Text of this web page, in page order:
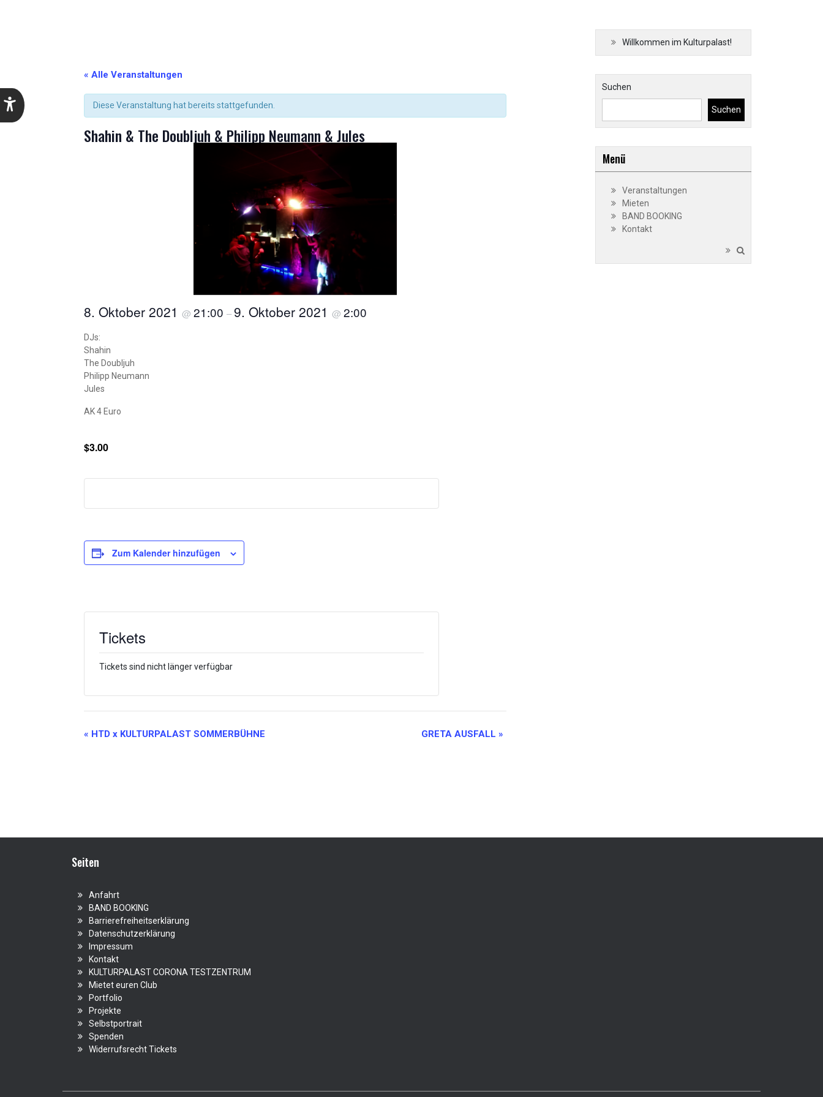
« Alle Veranstaltungen
Diese Veranstaltung hat bereits stattgefunden.
Shahin & The Doubljuh & Philipp Neumann & Jules
8. Oktober 2021 @ 21:00 –9. Oktober 2021 @ 2:00
DJs:
Shahin
The Doubljuh
Philipp Neumann
Jules
AK 4 Euro
$3.00
Zum Kalender hinzufügen
Tickets
Tickets sind nicht länger verfügbar
Veranstaltung-
« HTD x KULTURPALAST SOMMERBÜHNE GRETA AUSFALL »
Willkommen im Kulturpalast!
Suchen
Suchen
Menü
Veranstaltungen
Mieten
BAND BOOKING
Kontakt
Seiten
Anfahrt
BAND BOOKING
Barrierefreiheitserklärung
Datenschutzerklärung
Impressum
Kontakt
KULTURPALAST CORONA TESTZENTRUM
Mietet euren Club
Portfolio
Projekte
Selbstportrait
Spenden
Widerrufsrecht Tickets